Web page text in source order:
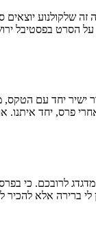
הסרט בפסטיבל
פרס, יחד איתנו.
ברירה אלא להכיר